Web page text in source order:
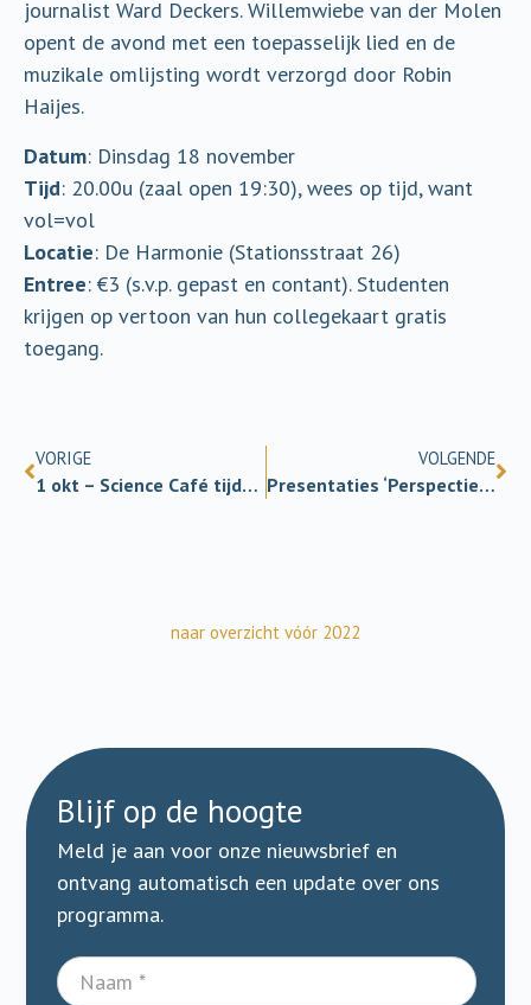
journalist Ward Deckers. Willemwiebe van der Molen
opent de avond met een toepasselijk lied en de
muzikale omlijsting wordt verzorgd door Robin
Haijes.
Datum: Dinsdag 18 november
Tijd: 20.00u (zaal open 19:30), wees op tijd, want
vol=vol
Locatie: De Harmonie (Stationsstraat 26)
Entree: €3 (s.v.p. gepast en contant). Studenten
krijgen op vertoon van hun collegekaart gratis
toegang.
VORIGE
1 okt – Science Café tijdens Night University
VOLGENDE
Presentaties ‘Perspectief op autisme’
naar overzicht vóór 2022
Blijf op de hoogte
Meld je aan voor onze nieuwsbrief en
ontvang automatisch een update over ons
programma.